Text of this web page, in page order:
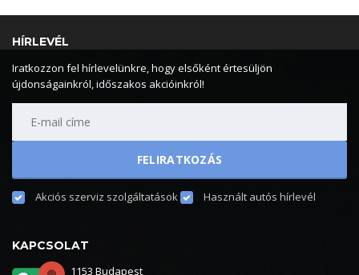
HÍRLEVÉL
Iratkozzon fel hírlevelünkre, hogy elsőként értesüljön
újdonságainkról, időszakos akcióinkról!
Akciós szerviz szolgáltatások Használt autós hírlevél
KAPCSOLAT
1153 Budapest